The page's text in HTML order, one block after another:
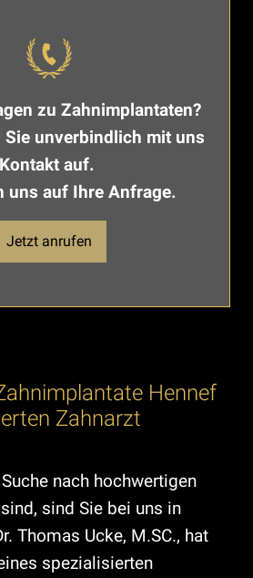
zu Zahnimplantaten?
Sie unverbindlich mit uns
Kontakt auf.
uns auf Ihre Anfrage.
Jetzt anrufen
Hennef
Zahnarzt
nach hochwertigen
sind Sie bei uns in
Thomas Ucke, M.SC., hat
spezialisierten